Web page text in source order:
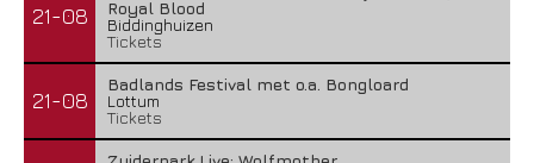
21-08
Royal Blood
Biddinghuizen
Tickets
21-08
Badlands Festival met o.a. Bongloard
Lottum
Tickets